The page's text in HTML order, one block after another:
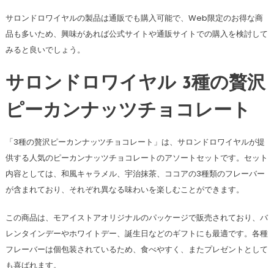
サロンドロワイヤルの製品は通販でも購入可能で、Web限定のお得な商
品も多いため、興味があれば公式サイトや通販サイトでの購入を検討して
みると良いでしょう。
サロンドロワイヤル 3種の贅沢
ピーカンナッツチョコレート
「3種の贅沢ピーカンナッツチョコレート」は、サロンドロワイヤルが提
供する人気のピーカンナッツチョコレートのアソートセットです。セット
内容としては、和風キャラメル、宇治抹茶、ココアの3種類のフレーバー
が含まれており、それぞれ異なる味わいを楽しむことができます。
この商品は、モアイストアオリジナルのパッケージで販売されており、バ
レンタインデーやホワイトデー、誕生日などのギフトにも最適です。各種
フレーバーは個包装されているため、食べやすく、またプレゼントとして
も喜ばれます。